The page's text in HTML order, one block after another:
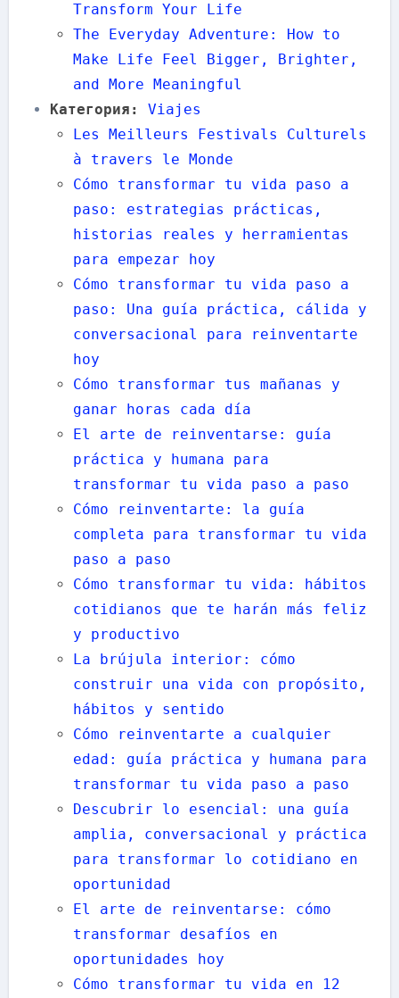
Transform Your Life
The Everyday Adventure: How to
Make Life Feel Bigger, Brighter,
and More Meaningful
Категория:
Viajes
Les Meilleurs Festivals Culturels
à travers le Monde
Cómo transformar tu vida paso a
paso: estrategias prácticas,
historias reales y herramientas
para empezar hoy
Cómo transformar tu vida paso a
paso: Una guía práctica, cálida y
conversacional para reinventarte
hoy
Cómo transformar tus mañanas y
ganar horas cada día
El arte de reinventarse: guía
práctica y humana para
transformar tu vida paso a paso
Cómo reinventarte: la guía
completa para transformar tu vida
paso a paso
Cómo transformar tu vida: hábitos
cotidianos que te harán más feliz
y productivo
La brújula interior: cómo
construir una vida con propósito,
hábitos y sentido
Cómo reinventarte a cualquier
edad: guía práctica y humana para
transformar tu vida paso a paso
Descubrir lo esencial: una guía
amplia, conversacional y práctica
para transformar lo cotidiano en
oportunidad
El arte de reinventarse: cómo
transformar desafíos en
oportunidades hoy
Cómo transformar tu vida en 12